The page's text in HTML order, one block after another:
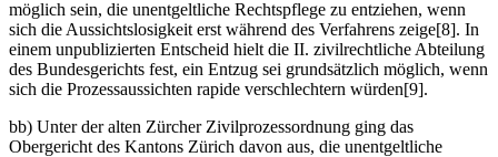
möglich sein, die unentgeltliche Rechtspflege zu entziehen, wenn
sich die Aussichtslosigkeit erst während des Verfahrens zeige[8]. In
einem unpublizierten Entscheid hielt die II. zivilrechtliche Abteilung
des Bundesgerichts fest, ein Entzug sei grundsätzlich möglich, wenn
sich die Prozessaussichten rapide verschlechtern würden[9].
bb) Unter der alten Zürcher Zivilprozessordnung ging das
Obergericht des Kantons Zürich davon aus, die unentgeltliche